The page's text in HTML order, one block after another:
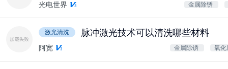
光电世界 金属除锈
激光清洗 脉冲激光技术可以清洗哪些材料
阿宽 金属除锈 氧化